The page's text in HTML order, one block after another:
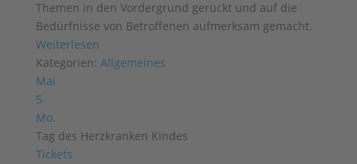
Themen in den Vordergrund gerückt und auf die
Bedürfnisse von Betroffenen aufmerksam gemacht.
Weiterlesen
Kategorien: Allgemeines
Mai
5
Mo.
Tag des Herzkranken Kindes
Tickets